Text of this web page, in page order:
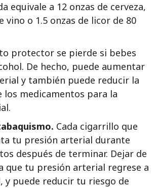
equivale a 12 onzas de cerveza,
vino o 1.5 onzas de licor de 80
protector se pierde si bebes
De hecho, puede aumentar
y también puede reducir la
los medicamentos para la
Cada cigarrillo que
tu presión arterial durante
después de terminar. Dejar de
que tu presión arterial regrese a
y puede reducir tu riesgo de